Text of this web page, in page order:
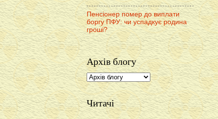
Пенсіонер помер до виплати
боргу ПФУ: чи успадкує родина
гроші?
Архів блогу
Читачі